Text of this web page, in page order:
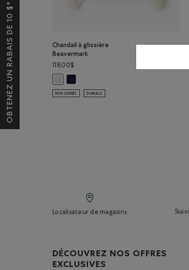
Chandail à glissière
Beavermark
118,00$
Chandail à glissière Beavermark : MÉLANGE
Chandail à glissière Beavermark : BLAZER
NON GENRÉE DURABLE
Localisateur de magasins
DÉCOUVREZ NOS OFFRES
EXCLUSIVES
OBTENEZ UN RABAIS DE 10 $*